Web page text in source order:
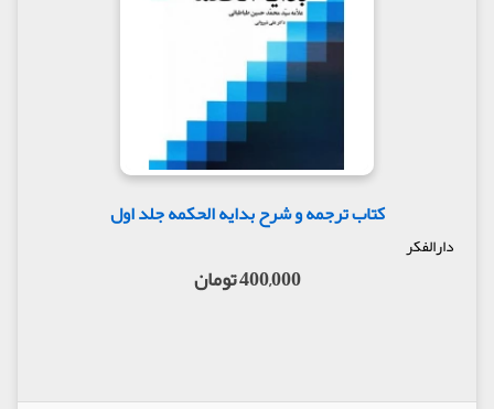
کتاب ترجمه و شرح بدایه الحکمه جلد اول
دارالفکر
400,000 تومان